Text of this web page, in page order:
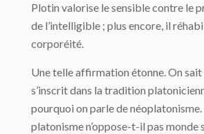
Plotin valorise le sensible contre le
de l’intelligible ; plus encore, il
corporéité.
Une telle affirmation étonne. On
s’inscrit dans la tradition
pourquoi on parle de néoplatonisme.
platonisme n’oppose-t-il pas monde